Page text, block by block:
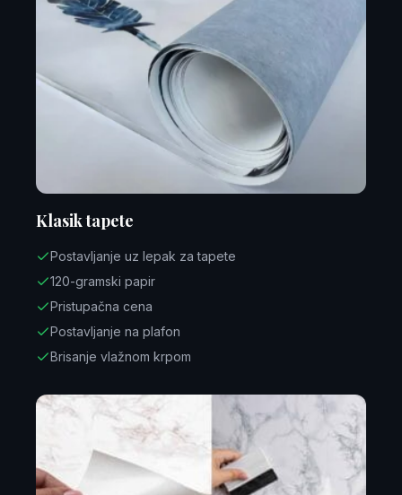
Klasik tapete
Postavljanje uz lepak za tapete
120-gramski papir
Pristupačna cena
Postavljanje na plafon
Brisanje vlažnom krpom